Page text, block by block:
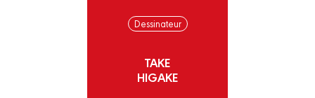
Dessinateur
TAKE
HIGAKE